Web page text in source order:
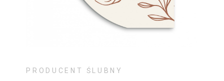
PRODUCENT ŚLUBNY